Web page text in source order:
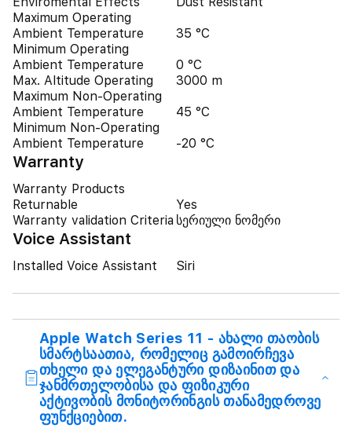
Maximum Operating
Ambient Temperature
35 °C
Minimum Operating
Ambient Temperature
0 °C
Max. Altitude Operating
3000 m
Maximum Non-Operating
Ambient Temperature
45 °C
Minimum Non-Operating
Ambient Temperature
-20 °C
Warranty
Warranty Products
Returnable
Yes
Warranty validation Criteria სერიული ნომერი
Voice Assistant
Installed Voice Assistant Siri
Apple Watch Series 11 - ახალი თაობის
სმარტსაათია, რომელიც გამოირჩევა
თხელი და ელეგანტური დიზაინით და
ჯანმრთელობისა და ფიზიკური
აქტივობის მონიტორინგის თანამედროვე
ფუნქციებით.